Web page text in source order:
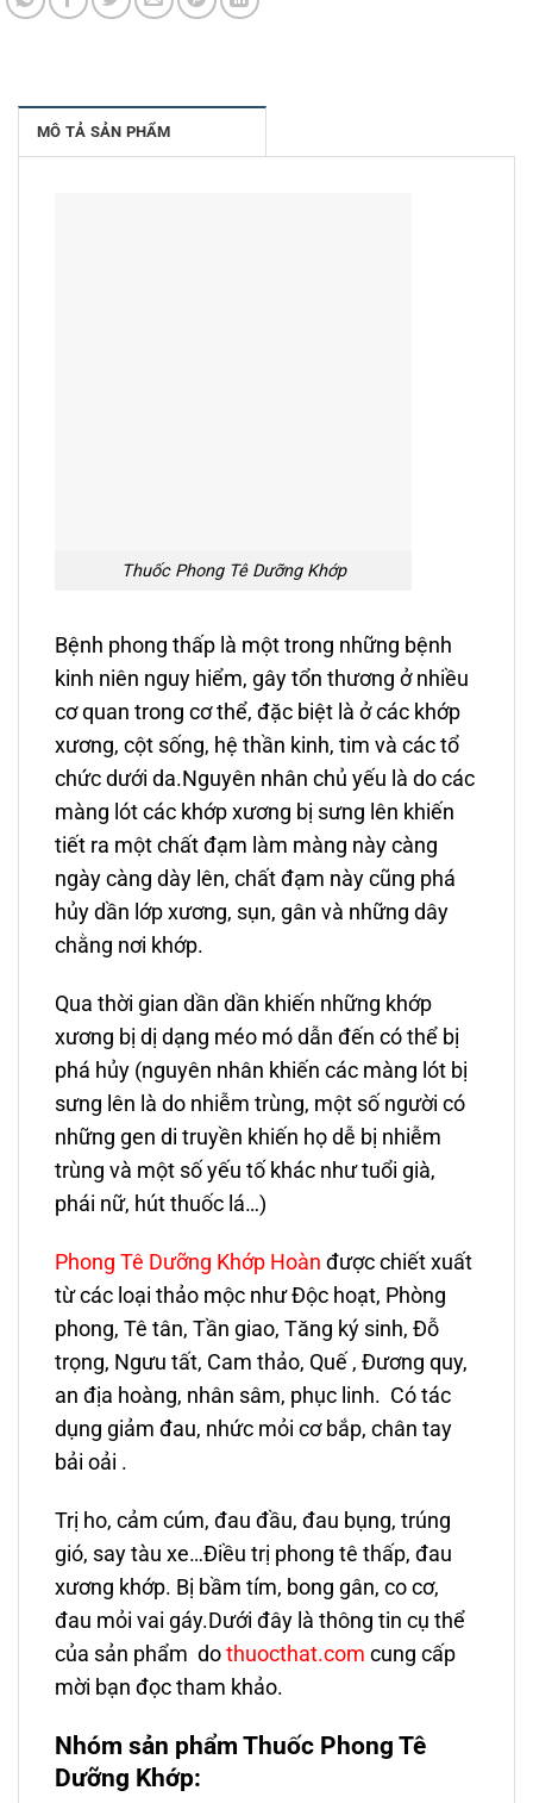
MÔ TẢ SẢN PHẨM
Thuốc Phong Tê Dưỡng Khớp
Bệnh phong thấp là một trong những bệnh
kinh niên nguy hiểm, gây tổn thương ở nhiều
cơ quan trong cơ thể, đặc biệt là ở các khớp
xương, cột sống, hệ thần kinh, tim và các tổ
chức dưới da. Nguyên nhân chủ yếu là do các
màng lót các khớp xương bị sưng lên khiến
tiết ra một chất đạm làm màng này càng
ngày càng dày lên, chất đạm này cũng phá
hủy dần lớp xương, sụn, gân và những dây
chằng nơi khớp.
Qua thời gian dần dần khiến những khớp
xương bị dị dạng méo mó dẫn đến có thể bị
phá hủy (nguyên nhân khiến các màng lót bị
sưng lên là do nhiễm trùng, một số người có
những gen di truyền khiến họ dễ bị nhiễm
trùng và một số yếu tố khác như tuổi già,
phái nữ, hút thuốc lá…)
Phong Tê Dưỡng Khớp Hoàn được chiết xuất
từ các loại thảo mộc như Độc hoạt, Phòng
phong, Tê tân, Tần giao, Tăng ký sinh, Đỗ
trọng, Ngưu tất, Cam thảo, Quế , Đương quy,
an địa hoàng, nhân sâm, phục linh. Có tác
dụng giảm đau, nhức mỏi cơ bắp, chân tay
bải oải .
Trị ho, cảm cúm, đau đầu, đau bụng, trúng
gió, say tàu xe…Điều trị phong tê thấp, đau
xương khớp. Bị bầm tím, bong gân, co cơ,
đau mỏi vai gáy.Dưới đây là thông tin cụ thể
của sản phẩm do thuocthat.com cung cấp
mời bạn đọc tham khảo.
Nhóm sản phẩm Thuốc Phong Tê
Dưỡng Khớp: